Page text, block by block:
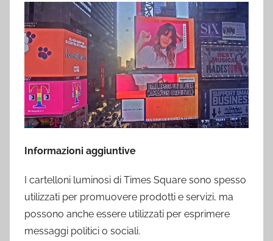
Informazioni aggiuntive
I cartelloni luminosi di Times Square sono spesso
utilizzati per promuovere prodotti e servizi, ma
possono anche essere utilizzati per esprimere
messaggi politici o sociali.